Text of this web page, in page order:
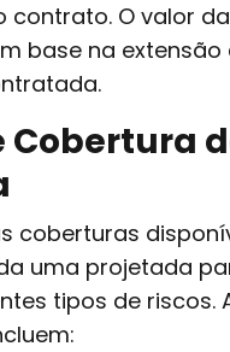
contrato. O valor
base na extensão
Cobertura
coberturas
uma projetada
tipos de riscos.